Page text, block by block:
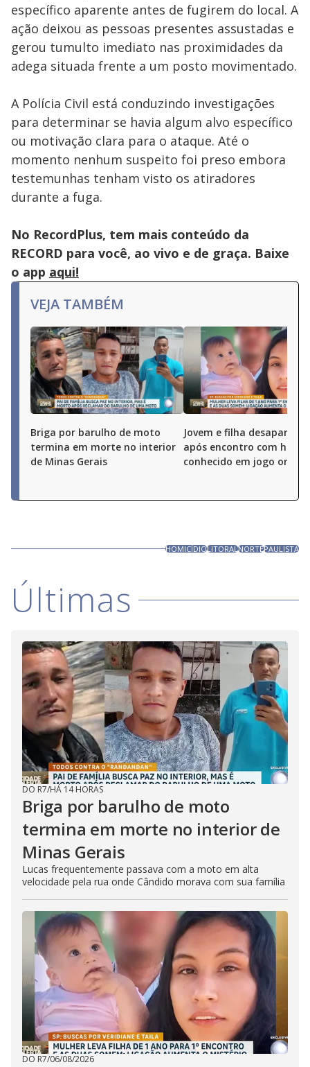
específico aparente antes de fugirem do local. A
ação deixou as pessoas presentes assustadas e
gerou tumulto imediato nas proximidades da
adega situada frente a um posto movimentado.
A Polícia Civil está conduzindo investigações
para determinar se havia algum alvo específico
ou motivação clara para o ataque. Até o
momento nenhum suspeito foi preso embora
testemunhas tenham visto os atiradores
durante a fuga.
No RecordPlus, tem mais conteúdo da
RECORD para você, ao vivo e de graça. Baixe
o app aqui!
VEJA TAMBÉM
Briga por barulho de moto
termina em morte no interior
de Minas Gerais
Jovem e filha
após encontro com
conhecido em jogo online
HOMICÍDIOLITORALNORTEPAULISTA
Últimas
DO R7/HÁ 14 HORAS
Briga por barulho de moto
termina em morte no interior de
Minas Gerais
Lucas frequentemente passava com a moto em alta
velocidade pela rua onde Cândido morava com sua família
DO R7/06/08/2026